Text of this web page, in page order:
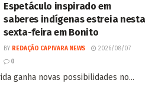
Espetáculo inspirado em
saberes indígenas estreia nesta
sexta-feira em Bonito
BY REDAÇÃO CAPIVARA NEWS
2026/08/07
0
ganha novas possibilidades no...